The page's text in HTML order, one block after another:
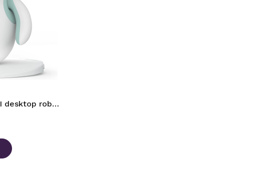
desideri
Eilik robot intelligente AI desktop robot vocale per animali domestici giocattoli elettronici educativi